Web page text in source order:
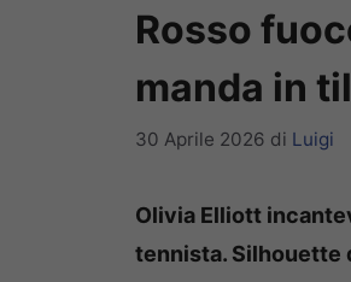
Rosso
manda in
30 Aprile 2026 di Luigi
Olivia Elliott
tennista. Silhouette